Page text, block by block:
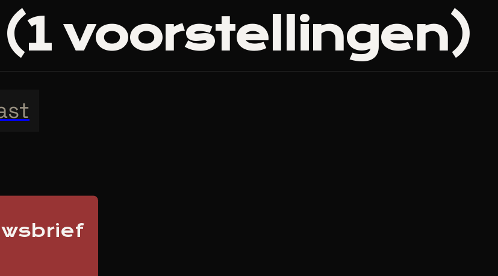
1voorstellingen)